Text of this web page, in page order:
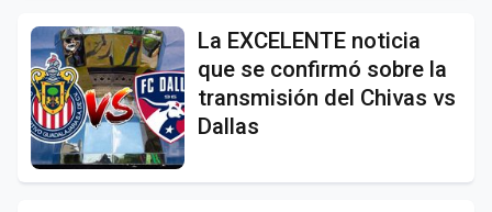
La EXCELENTE noticia
que se confirmó sobre la
transmisión del Chivas vs
Dallas